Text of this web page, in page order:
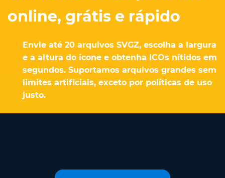
online, grátis e rápido
Envie até 20 arquivos SVGZ, escolha a largura
e a altura do ícone e obtenha ICOs nítidos em
segundos. Suportamos arquivos grandes sem
limites artificiais, exceto por políticas de uso
justo.